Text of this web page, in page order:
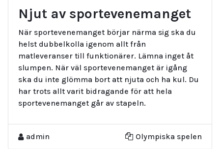
Njut av sportevenemanget
När sportevenemanget börjar närma sig ska du
helst dubbelkolla igenom allt från
matleveranser till funktionärer. Lämna inget åt
slumpen. När väl sportevenemanget är igång
ska du inte glömma bort att njuta och ha kul. Du
har trots allt varit bidragande för att hela
sportevenemanget går av stapeln.
admin Olympiska spelen